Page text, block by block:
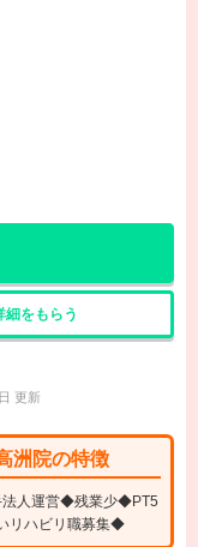
細をもらう
更新
洲院の特徴
人運営◆残業少◆PT5
リハビリ職募集◆